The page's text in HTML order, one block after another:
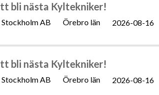
bli nästa Kyltekniker!
AB Örebro län 2026-08-16
bli nästa Kyltekniker!
AB Örebro län 2026-08-16